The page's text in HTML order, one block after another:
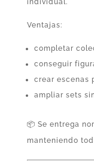
Ventajas:
completar
conseguir
crear escenas
ampliar sets
📦 Se entrega
manteniendo